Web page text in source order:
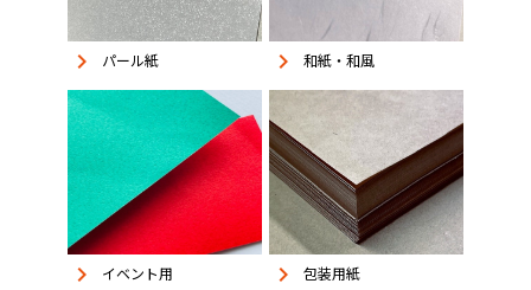
keyboard_arrow_right パール紙 keyboard_arrow_right 和紙・和風
keyboard_arrow_right イベント用 keyboard_arrow_right 包装用紙